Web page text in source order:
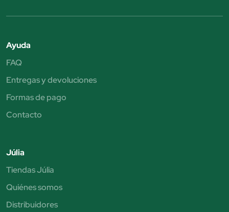
Ayuda
FAQ
Entregas y devoluciones
Formas de pago
Contacto
Júlia
Tiendas Júlia
Quiénes somos
Distribuidores